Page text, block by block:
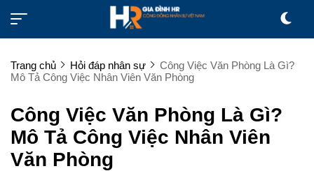
Trang chủ Hỏi đáp nhân sự
Công Việc Văn Phòng Là Gì?
Mô Tả Công Việc Nhân Viên Văn Phòng
Công Việc Văn Phòng Là Gì?
Mô Tả Công Việc Nhân Viên
Văn Phòng